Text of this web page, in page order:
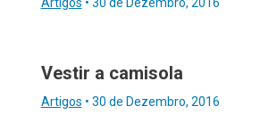
Artigos • 30 de Dezembro, 2016
Vestir a camisola
Artigos • 30 de Dezembro, 2016